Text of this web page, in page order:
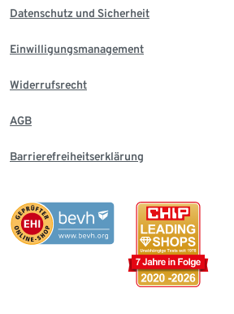
Datenschutz und Sicherheit
Einwilligungsmanagement
Widerrufsrecht
AGB
Barrierefreiheitserklärung